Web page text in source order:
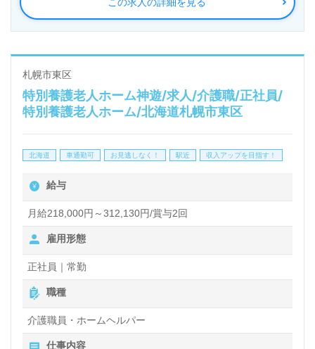
規模多機能型居宅介護、グループホーム、看護小規模
多機能型居宅介護、障がい者支援、居宅介護支援事業
を展開されています。
◎1階は地域共有スペース！ご利用者様、地域に暮ら
す高齢者様や介護に関わる方の『介護拠点』としての
看護助手や介護職経験のある方をお迎えします。特別
養護老人ホームでの勤務経験は問いません。明るい職
場環境、充実のOJT/各種研修制度、多彩なキャリア
パス、ICTの積極活用、ノーリフティングケア、働く
人がこころにゆとりを持ち、笑顔で安心して働ける職
場環境づくりもうれしいポイント！『ご利用者様お一
人おひとりに寄り添いたい』『最新の介護知識や技術
力を身に着けたい』『働きがいを感じながら仕事をし
たい、ご利用者様のお役に立てるキャリアを描きた
札幌市東区
特別養護老人ホーム神遊/求人/介護職/正社員/
特別養護老人ホーム/北海道札幌市東区
北海道 車通勤可 お見逃しなく！ 駅近 収入アップを目指す！
給与
月給218,000円～312,130円/賞与2回
雇用形態
正社員｜常勤
職種
介護職員・ホームヘルパー
仕事内容